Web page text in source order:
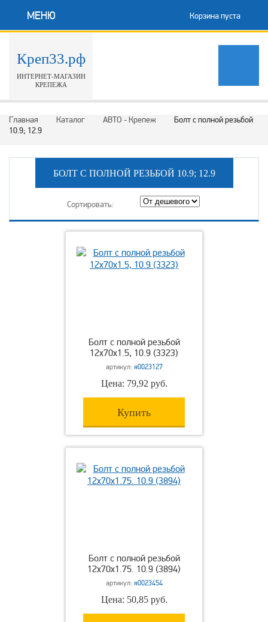
МЕНЮ Корзина пуста
Креп33.рф
ИНТЕРНЕТ-МАГАЗИН
КРЕПЕЖА
Главная Каталог АВТО - Крепеж
Болт с полной резьбой
10.9; 12.9
БОЛТ С ПОЛНОЙ РЕЗЬБОЙ 10.9; 12.9
Сортировать:
Болт с полной резьбой
12х70х1.5, 10.9 (3323)
артикул: я0023127
Цена: 79,92 руб.
Купить
Болт с полной резьбой
12х70х1.75. 10.9 (3894)
артикул: я0023454
Цена: 50,85 руб.